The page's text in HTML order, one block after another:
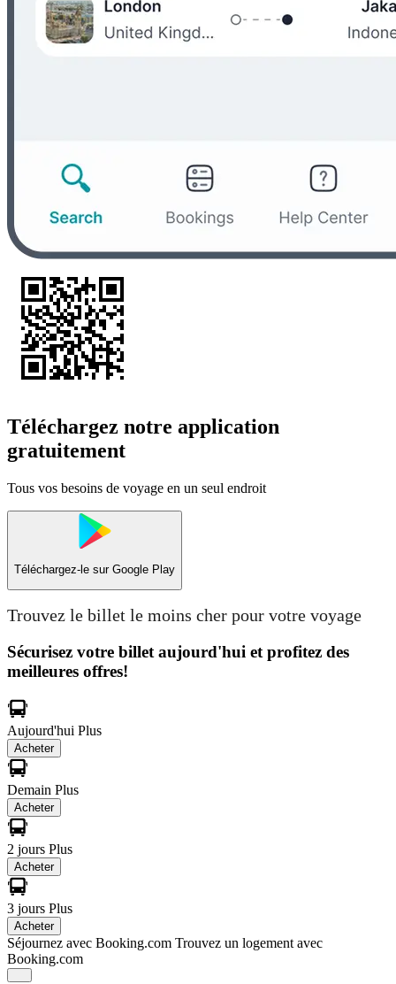
Téléchargez notre application
gratuitement
Tous vos besoins de voyage en un seul endroit
Téléchargez-le sur Google Play
Trouvez le billet le moins cher pour votre voyage
Sécurisez votre billet aujourd'hui et profitez des
meilleures offres!
Aujourd'hui Plus
Acheter
Demain Plus
Acheter
2 jours Plus
Acheter
3 jours Plus
Acheter
Séjournez avec Booking.com Trouvez un logement avec
Booking.com